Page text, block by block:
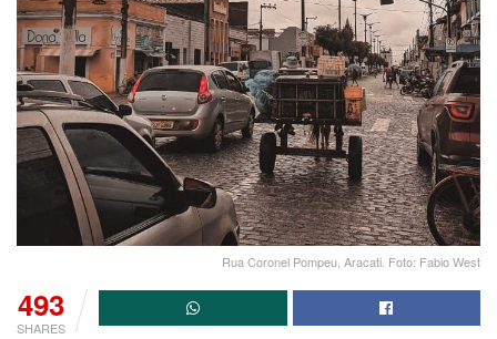
Rua Coronel Pompeu, Aracati. Foto: Fabio West
493
SHARES